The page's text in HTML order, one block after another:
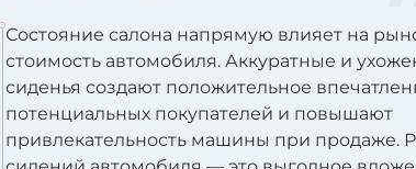
Состояние салона напрямую влияет на
стоимость автомобиля. Аккуратные и
сиденья создают положительное
потенциальных покупателей и повышают
привлекательность машины при продаже.